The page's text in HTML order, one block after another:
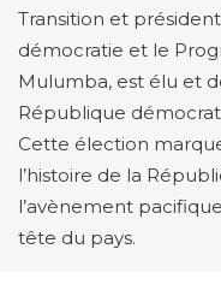
Transition et
démocratie et le
Mulumba, est élu et
République
Cette élection
l’histoire de la
l’avènement
tête du pays.